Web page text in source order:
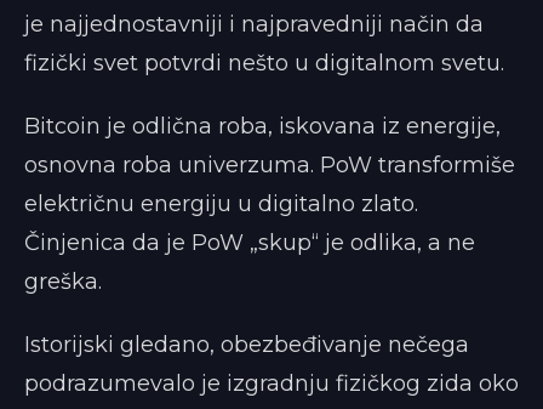
je najjednostavniji i najpravedniji način da
fizički svet potvrdi nešto u digitalnom svetu.
Bitcoin je odlična roba, iskovana iz energije,
osnovna roba univerzuma. PoW transformiše
električnu energiju u digitalno zlato.
Činjenica da je PoW „skup“ je odlika, a ne
greška.
Istorijski gledano, obezbeđivanje nečega
podrazumevalo je izgradnju fizičkog zida oko